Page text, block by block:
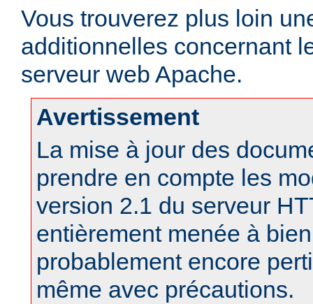
Vous trouverez plus loin
additionnelles concernant
serveur web Apache.
Avertissement
La mise à jour des
prendre en compte les
version 2.1 du serveur
entièrement menée à
probablement encore
même avec précautions.